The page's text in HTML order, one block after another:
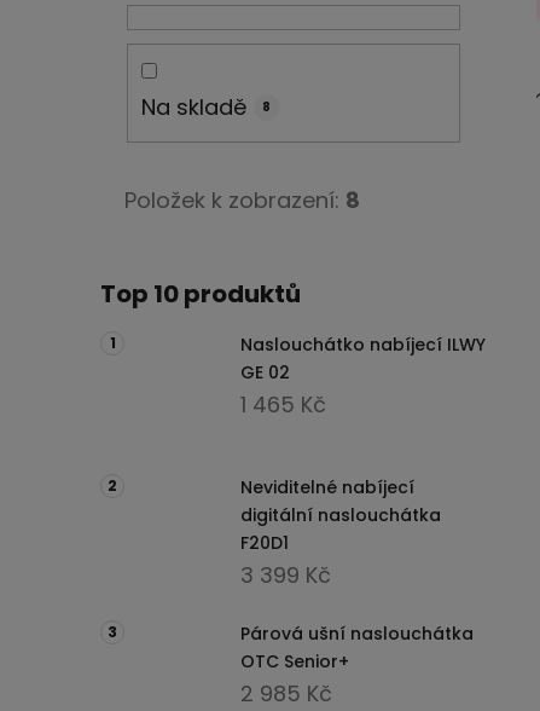
Na skladě 8
Položek k zobrazení: 8
Top 10 produktů
Naslouchátko nabíjecí ILWY
GE 02
1 465 Kč
Neviditelné nabíjecí
digitální naslouchátka
F20D1
3 399 Kč
Párová ušní naslouchátka
OTC Senior+
2 985 Kč